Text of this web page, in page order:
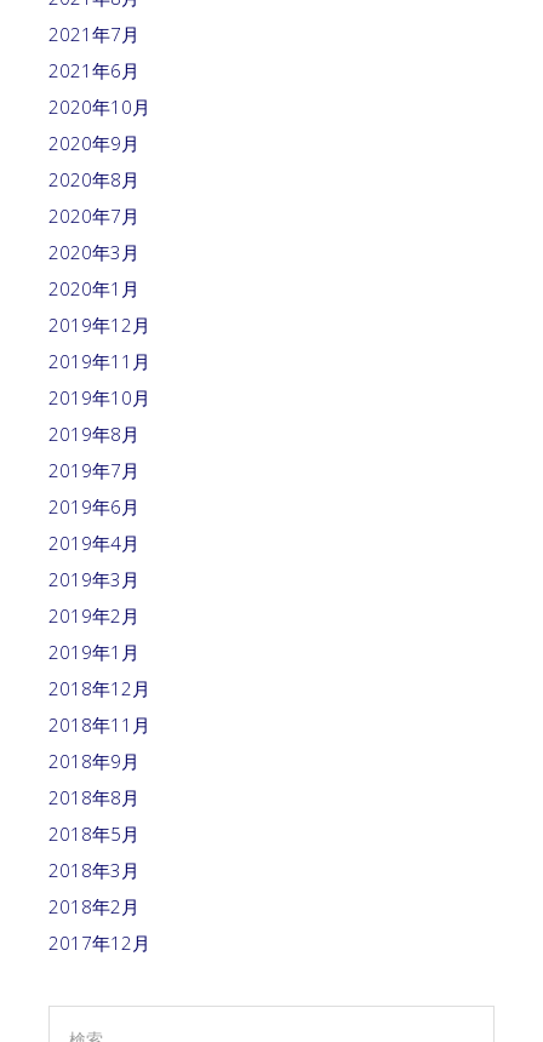
2021年7月
2021年6月
2020年10月
2020年9月
2020年8月
2020年7月
2020年3月
2020年1月
2019年12月
2019年11月
2019年10月
2019年8月
2019年7月
2019年6月
2019年4月
2019年3月
2019年2月
2019年1月
2018年12月
2018年11月
2018年9月
2018年8月
2018年5月
2018年3月
2018年2月
2017年12月